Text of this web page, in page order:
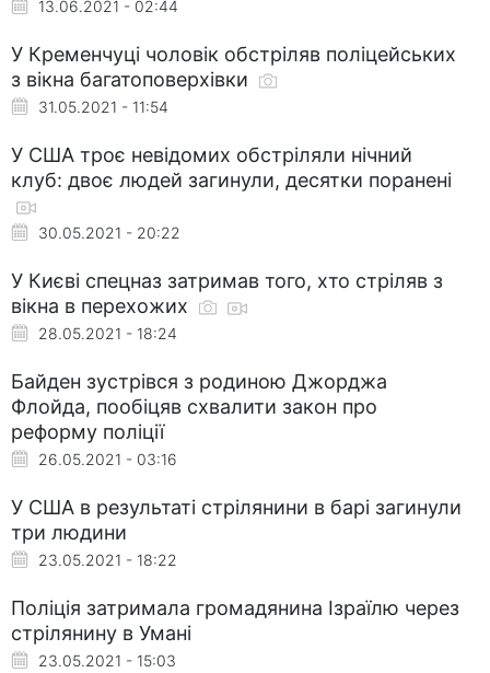
13.06.2021 - 02:44
У Кременчуці чоловік обстріляв поліцейських
з вікна багатоповерхівки
31.05.2021 - 11:54
У США троє невідомих обстріляли нічний
клуб: двоє людей загинули, десятки поранені
30.05.2021 - 20:22
У Києві спецназ затримав того, хто стріляв з
вікна в перехожих
28.05.2021 - 18:24
Байден зустрівся з родиною Джорджа
Флойда, пообіцяв схвалити закон про
реформу поліції
26.05.2021 - 03:16
У США в результаті стрілянини в барі загинули
три людини
23.05.2021 - 18:22
Поліція затримала громадянина Ізраїлю через
стрілянину в Умані
23.05.2021 - 15:03